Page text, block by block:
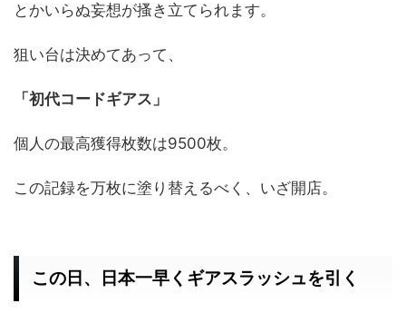
とかいらぬ妄想が搔き立てられます。
狙い台は決めてあって、
「初代コードギアス」
個人の最高獲得枚数は9500枚。
この記録を万枚に塗り替えるべく、いざ開店。
この日、日本一早くギアスラッシュを引く